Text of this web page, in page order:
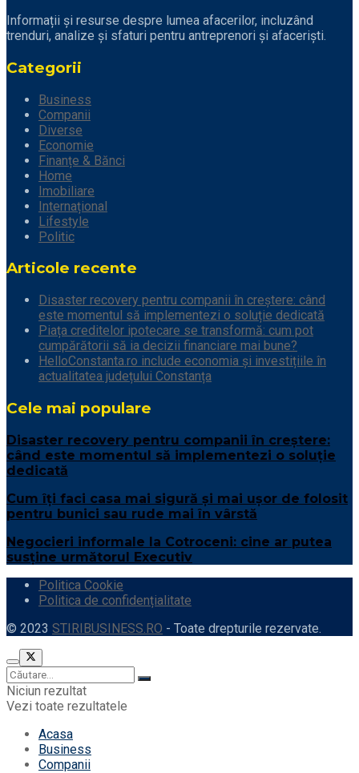
Informații și resurse despre lumea afacerilor, incluzând
trenduri, analize și sfaturi pentru antreprenori și afaceriști.
Categorii
Business
Companii
Diverse
Economie
Finanțe & Bănci
Home
Imobiliare
Internațional
Lifestyle
Politic
Articole recente
Disaster recovery pentru companii în creștere: când
este momentul să implementezi o soluție dedicată
Piața creditelor ipotecare se transformă: cum pot
cumpărătorii să ia decizii financiare mai bune?
HelloConstanta.ro include economia și investițiile în
actualitatea județului Constanța
Cele mai populare
Disaster recovery pentru companii în creștere:
când este momentul să implementezi o soluție
dedicată
Cum îți faci casa mai sigură și mai ușor de folosit
pentru bunici sau rude mai în vârstă
Negocieri informale la Cotroceni: cine ar putea
susține următorul Executiv
Politica Cookie
Politica de confidențialitate
© 2023 STIRIBUSINESS.RO - Toate drepturile rezervate.
Niciun rezultat
Vezi toate rezultatele
Acasa
Business
Companii